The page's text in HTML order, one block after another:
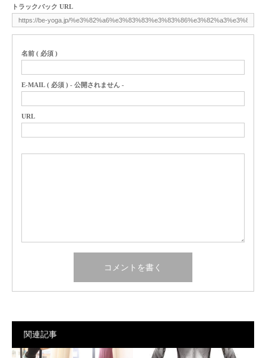
トラックバック URL
名前 ( 必須 )
E-MAIL ( 必須 ) - 公開されません -
URL
関連記事